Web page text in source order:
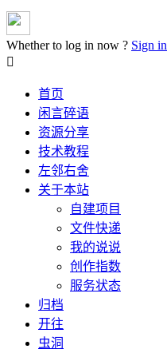
Whether to log in now ? Sign in

首页
闲言碎语
资源分享
技术教程
左邻右舍
关于本站
自建项目
文件快递
我的说说
创作指数
服务状态
归档
开往
虫洞